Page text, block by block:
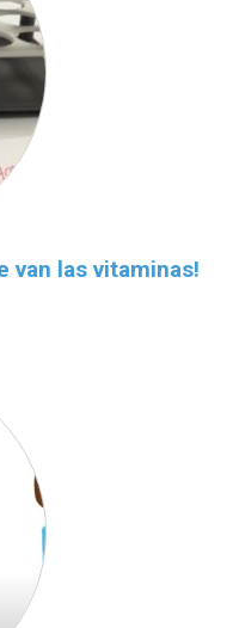
van las vitaminas!